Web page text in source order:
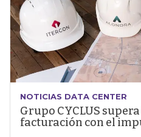
NOTICIAS DATA CENTER
Grupo CYCLUS
facturación con el